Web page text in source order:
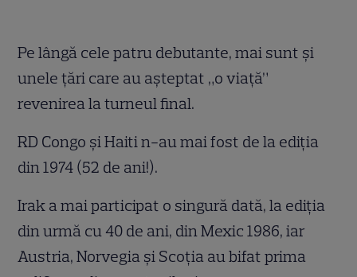
Pe lângă cele patru debutante, mai sunt și
unele țări care au așteptat „o viață”
revenirea la turneul final.
RD Congo și Haiti n-au mai fost de la ediția
din 1974 (52 de ani!).
Irak a mai participat o singură dată, la ediția
din urmă cu 40 de ani, din Mexic 1986, iar
Austria, Norvegia și Scoția au bifat prima